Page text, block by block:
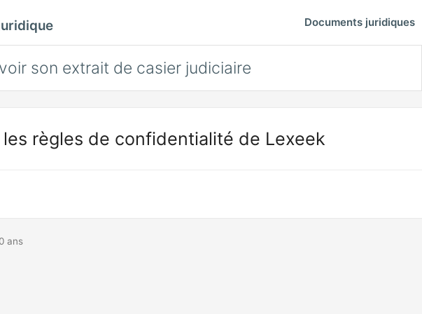
Documents juridiques
son extrait de casier judiciaire
règles de confidentialité de Lexeek
ans